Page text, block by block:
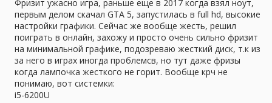
Фризит ужасно игра, раньше еще в 2017 когда взял ноут,
первым делом скачал GTA 5, запустилась в full hd, высокие
настройки графики. Сейчас же вообще жесть, решил
поиграть в онлайн, захожу и просто очень сильно фризит
на минимальной графике, подозреваю жесткий диск, т.к из
за него в играх иногда проблемсв, но тут даже фризы
когда лампочка жесткого не горит. Вообще крч не
понимаю, вот системки:
i5-6200U